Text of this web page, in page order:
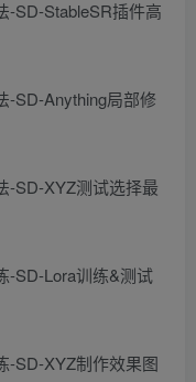
-SD-StableSR插件高
-SD-Anything局部修
-SD-XYZ测试选择最
-SD-Lora训练&测试
-SD-XYZ制作效果图